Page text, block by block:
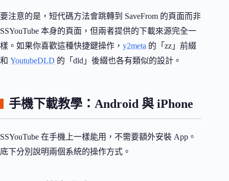
要注意的是，短代碼方法會跳轉到 SaveFrom 的頁面而非
SSYouTube 本身的頁面，但兩者提供的下載來源完全一
樣。如果你喜歡這種快捷鍵操作， y2meta 的「zz」前綴
和 YoutubeDLD 的「dld」後綴也各有類似的設計。
手機下載教學：Android 與 iPhone
SSYouTube 在手機上一樣能用，不需要額外安裝 App。
底下分別說明兩個系統的操作方式。